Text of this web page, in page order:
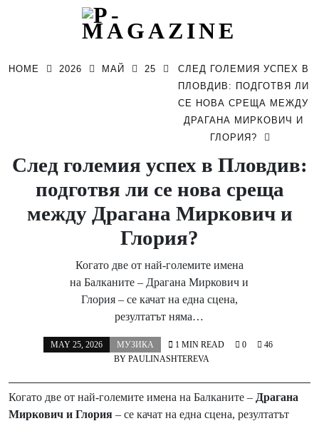
HOME 2026 МАЙ 25
СЛЕД ГОЛЕМИЯ УСПЕХ В
ПЛОВДИВ: ПОДГОТВЯ ЛИ
СЕ НОВА СРЕЩА МЕЖДУ
ДРАГАНА МИРКОВИЧ И
ГЛОРИЯ?
След големия успех в Пловдив:
подготвя ли се нова среща
между Драгана Миркович и
Глория?
Когато две от най-големите имена
на Балканите – Драгана Миркович и
Глория – се качат на една сцена,
резултатът няма…
MAY 25, 2026
МУЗИКА
BY PAULINASHTEREVA
1 MIN READ 0 46
Когато две от най-големите имена на Балканите – Драгана
Миркович и Глория – се качат на една сцена, резултатът